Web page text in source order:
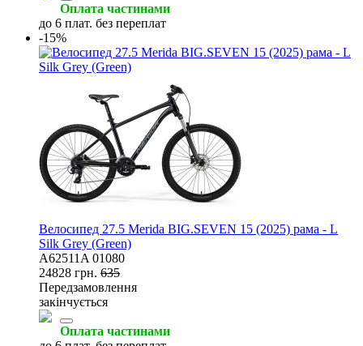
Оплата частинами
до 6 плат. без переплат
-15%
Велосипед 27.5 Merida BIG.SEVEN 15 (2025) рама - L
Silk Grey (Green)
A62511A 01080
24828 грн. 635
Передзамовлення
закінчується
Оплата частинами